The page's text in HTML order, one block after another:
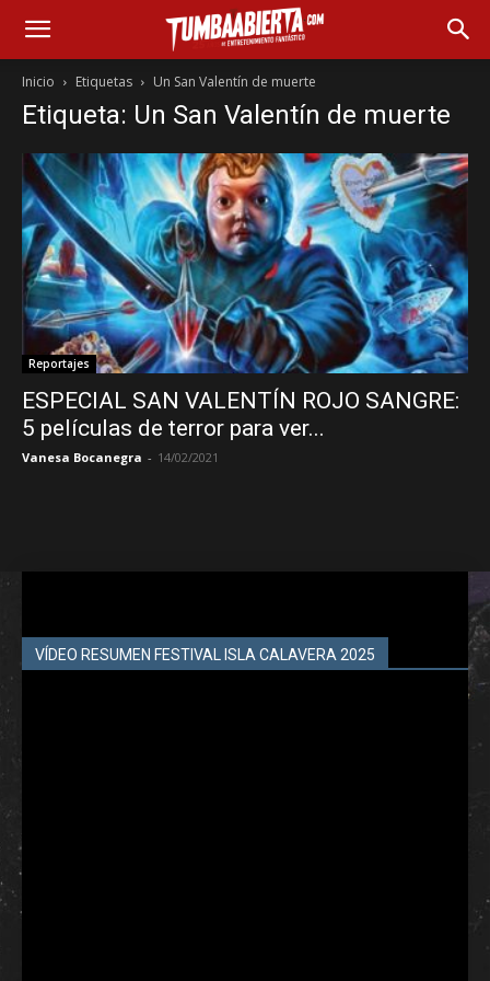
Inicio Etiquetas Un San Valentín de muerte
Etiqueta: Un San Valentín de muerte
Reportajes
ESPECIAL SAN VALENTÍN ROJO SANGRE:
5 películas de terror para ver...
Vanesa Bocanegra - 14/02/2021
VÍDEO RESUMEN FESTIVAL ISLA CALAVERA 2025